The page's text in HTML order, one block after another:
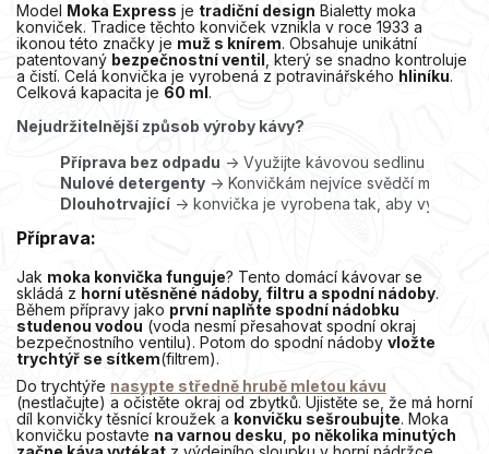
Model Moka Express je tradiční design Bialetty moka
konviček. Tradice těchto konviček vznikla v roce 1933 a
ikonou této značky je muž s knírem. Obsahuje unikátní
patentovaný bezpečnostní ventil , který se snadno kontroluje
a čistí. Celá konvička je vyrobená z potravinářského hliníku.
Celková kapacita je 60 ml.
Nejudržitelnější způsob výroby kávy?
Příprava bez odpadu -> Využijte kávovou sedlinu jako
Nulové detergenty -> Konvičkám nejvíce svědčí mytí
Dlouhotrvající -> konvička je vyrobena tak, aby
Příprava:
Jak moka konvička funguje? Tento domácí kávovar se
skládá z horní utěsněné nádoby, filtru a spodní nádoby.
Během přípravy jako první naplňte spodní nádobku
studenou vodou (voda nesmí přesahovat spodní okraj
bezpečnostního ventilu). Potom do spodní nádoby vložte
trychtýř se sítkem(filtrem).
Do trychtýře nasypte středně hrubě mletou kávu
(nestlačujte) a očistěte okraj od zbytků. Ujistěte se, že má horní
díl konvičky těsnící kroužek a konvičku sešroubujte. Moka
konvičku postavte na varnou desku po několika minutých